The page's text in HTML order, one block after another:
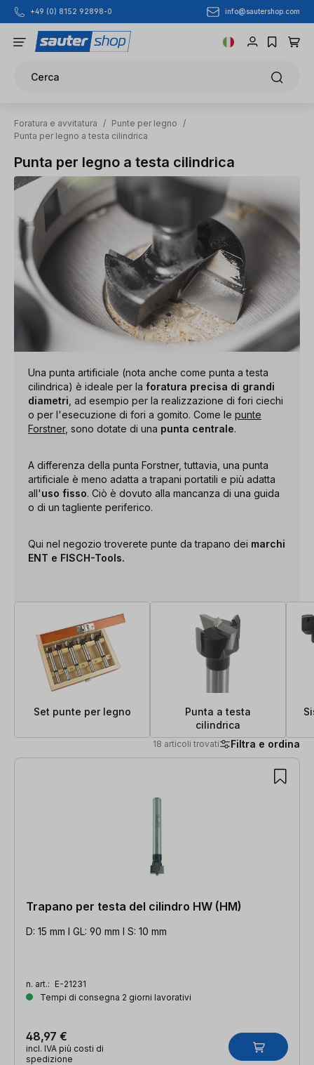
Passa al contenuto principale
+49 (0) 8152 92898-0 info@sautershop.com
Cerca
Foratura e avvitatura / Punte per legno
/
Punta per legno a testa cilindrica
Punta per legno a testa cilindrica
Una punta artificiale (nota anche come punta a testa
cilindrica) è ideale per la foratura precisa di grandi
diametri , ad esempio per la realizzazione di fori ciechi
o per l'esecuzione di fori a gomito. Come le punte
Forstner, sono dotate di una punta centrale.
A differenza della punta Forstner, tuttavia, una punta
artificiale è meno adatta a trapani portatili e più adatta
all'uso fisso. Ciò è dovuto alla mancanza di una guida
o di un tagliente periferico.
Qui nel negozio troverete punte da trapano dei marchi
ENT e FISCH-Tools.
Set punte per legno
Punta a testa
cilindrica
18 articoli trovati Filtra e ordina
18 articoli trovati
Trapano per testa del cilindro HW (HM)
D: 15 mm l GL: 90 mm l S: 10 mm
n. art.: E-21231
Tempi di consegna 2 giorni lavorativi
48,97 €
incl. IVA più costi di
spedizione